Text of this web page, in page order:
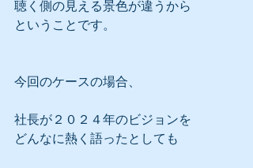
聴く側の見える景色が違うから
ということです。
今回のケースの場合、
社長が２０２４年のビジョンを
どんなに熱く語ったとしても